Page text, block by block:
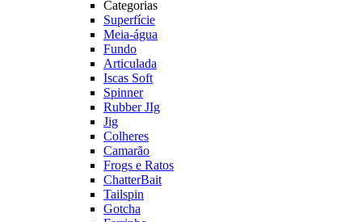
Categorias
Superfície
Meia-água
Fundo
Articulada
Iscas Soft
Spinner
Rubber JIg
Jig
Colheres
Camarão
Frogs e Ratos
ChatterBait
Tailspin
Gotcha